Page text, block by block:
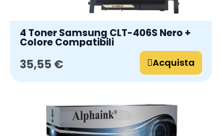
4 Toner Samsung CLT-406S Nero +
Colore Compatibili
35,55 € Acquista